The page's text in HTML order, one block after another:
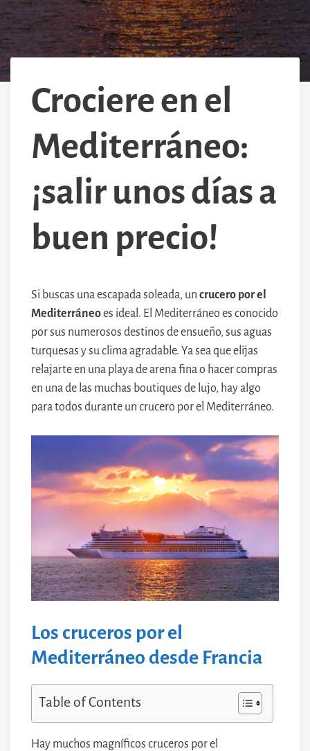
Crociere en el
Mediterráneo:
¡salir unos días a
buen precio!
Si buscas una escapada soleada, un crucero por el
Mediterráneoes ideal. El Mediterráneo es conocido
por sus numerosos destinos de ensueño, sus aguas
turquesas y su clima agradable. Ya sea que elijas
relajarte en una playa de arena fina o hacer compras
en una de las muchas boutiques de lujo, hay algo
para todos durante un crucero por el Mediterráneo.
Los cruceros por el
Mediterráneo desde Francia
Table of Contents
Hay muchos magníficos cruceros por el